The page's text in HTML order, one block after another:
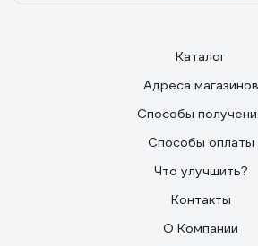
Каталог
Адреса магазинов
Способы
Способы оплаты
Что улучшить?
Контакты
О Компании